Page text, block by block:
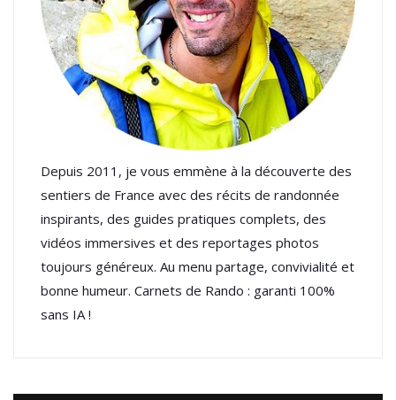
Depuis 2011, je vous emmène à la découverte des
sentiers de France avec des récits de randonnée
inspirants, des guides pratiques complets, des
vidéos immersives et des reportages photos
toujours généreux. Au menu partage, convivialité et
bonne humeur. Carnets de Rando : garanti 100%
sans IA !